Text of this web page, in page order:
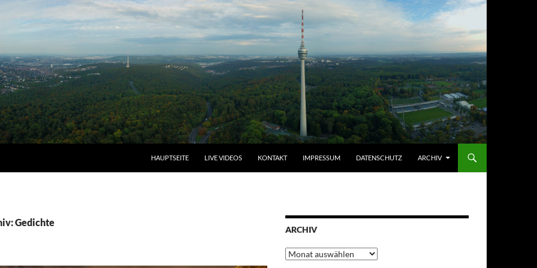
HAUPTSEITE LIVE VIDEOS KONTAKT IMPRESSUM DATENSCHUTZ ARCHIV
Gedichte
ARCHIV
Archiv